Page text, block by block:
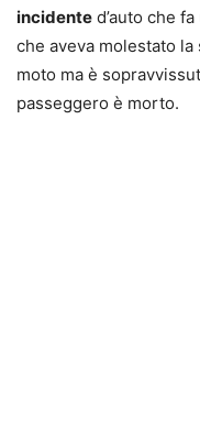
incidente d’auto che
che aveva molestato
moto ma è
passeggero è morto.